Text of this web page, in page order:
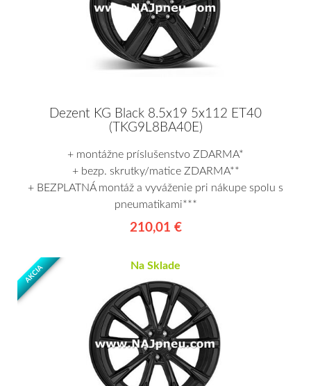
Dezent KG Black 8.5x19 5x112 ET40
(TKG9L8BA40E)
+ montážne príslušenstvo ZDARMA*
+ bezp. skrutky/matice ZDARMA**
+ BEZPLATNÁ montáž a vyváženie pri nákupe spolu s
pneumatikami***
210,01 €
AKCIA Na Sklade